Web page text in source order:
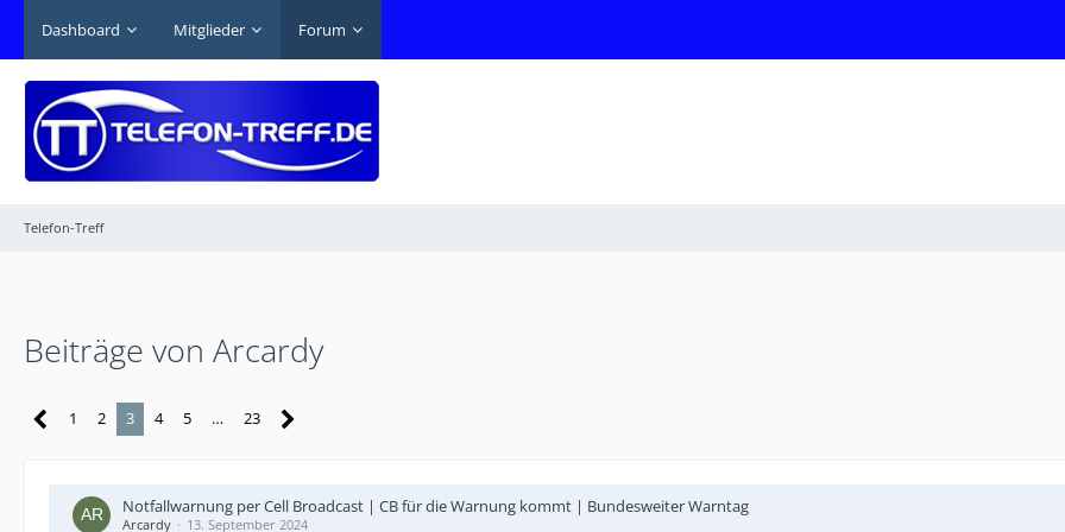
Dashboard Mitglieder Forum
Telefon-Treff
Beiträge von Arcardy
1 2 3 4 5 … 23
Notfallwarnung per Cell Broadcast | CB für die Warnung kommt | Bundesweiter Warntag
Arcardy 13. September 2024